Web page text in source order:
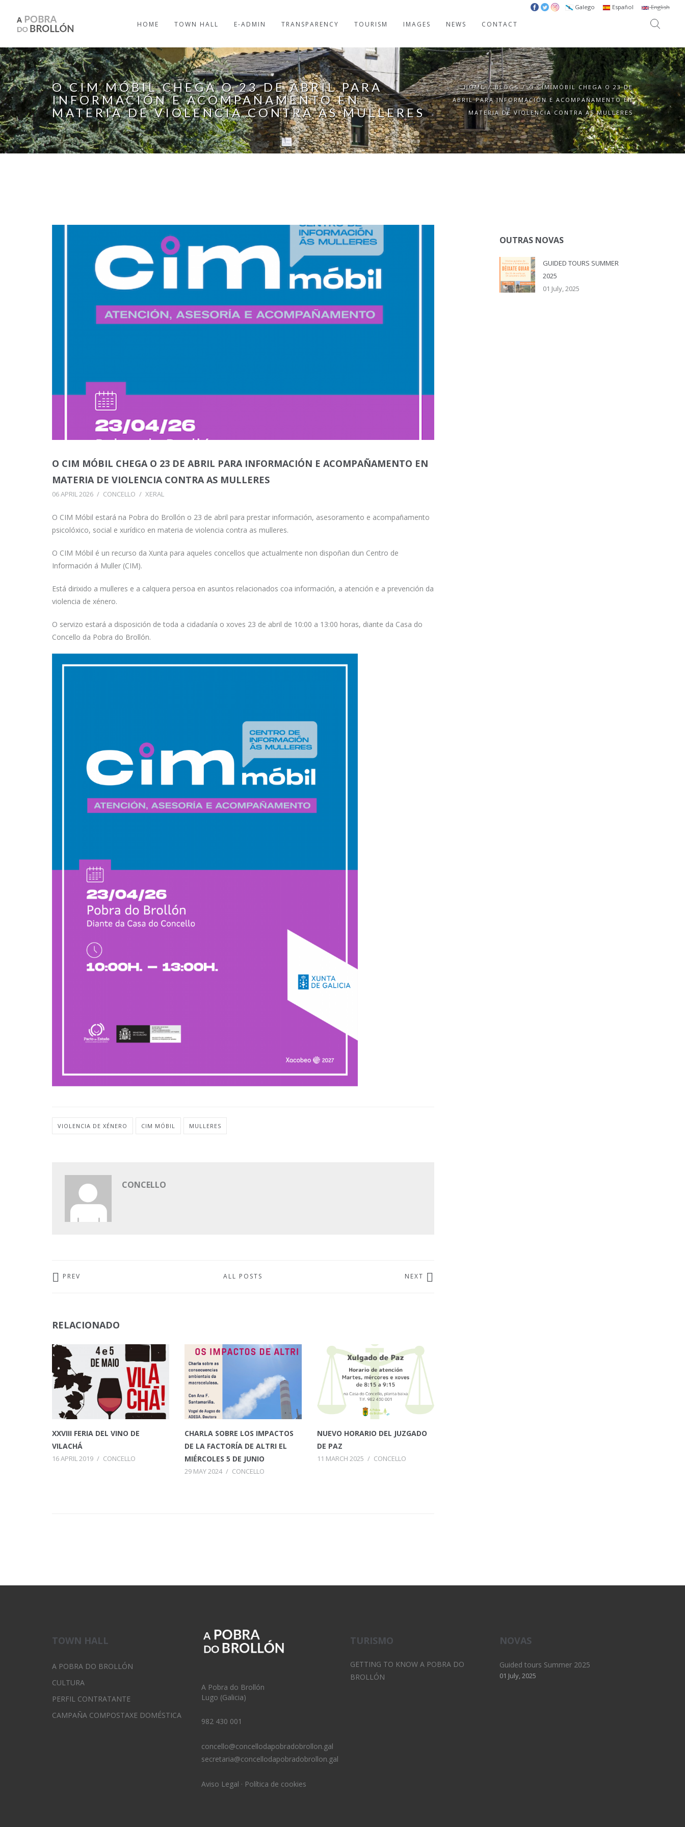
Galego Español English
HOME TOWN HALL E-ADMIN TRANSPARENCY TOURISM IMAGES NEWS CONTACT
O CIM MÓBIL CHEGA O 23 DE ABRIL PARA
INFORMACIÓN E ACOMPAÑAMENTO EN
MATERIA DE VIOLENCIA CONTRA AS MULLERES
HOME / BLOGS / O CIM MÓBIL CHEGA O 23 DE
ABRIL PARA INFORMACIÓN E ACOMPAÑAMENTO EN
MATERIA DE VIOLENCIA CONTRA AS MULLERES
O CIM MÓBIL CHEGA O 23 DE ABRIL PARA INFORMACIÓN E ACOMPAÑAMENTO EN
MATERIA DE VIOLENCIA CONTRA AS MULLERES
06 APRIL 2026 / CONCELLO / XERAL
O CIM Móbil estará na Pobra do Brollón o 23 de abril para prestar información, asesoramento e acompañamento
psicolóxico, social e xurídico en materia de violencia contra as mulleres.
O CIM Móbil é un recurso da Xunta para aqueles concellos que actualmente non dispoñan dun Centro de
Información á Muller (CIM).
Está dirixido a mulleres e a calquera persoa en asuntos relacionados coa información, a atención e a prevención da
violencia de xénero.
O servizo estará a disposición de toda a cidadanía o xoves 23 de abril de 10:00 a 13:00 horas, diante da Casa do
Concello da Pobra do Brollón.
VIOLENCIA DE XÉNERO CIM MÓBIL MULLERES
CONCELLO
PREV ALL POSTS NEXT
RELACIONADO
XXVIII FERIA DEL VINO DE
VILACHÁ
16 APRIL 2019 / CONCELLO
CHARLA SOBRE LOS IMPACTOS
DE LA FACTORÍA DE ALTRI EL
MIÉRCOLES 5 DE JUNIO
29 MAY 2024 / CONCELLO
NUEVO HORARIO DEL JUZGADO
DE PAZ
11 MARCH 2025 / CONCELLO
OUTRAS NOVAS
GUIDED TOURS SUMMER
2025
01 July, 2025
TOWN HALL
A POBRA DO BROLLÓN
CULTURA
PERFIL CONTRATANTE
CAMPAÑA COMPOSTAXE DOMÉSTICA
A Pobra do Brollón
Lugo (Galicia)
982 430 001
concello@concellodapobradobrollon.gal
secretaria@concellodapobradobrollon.gal
Aviso Legal · Política de cookies
TURISMO
GETTING TO KNOW A POBRA DO
BROLLÓN
NOVAS
Guided tours Summer 2025
01 July, 2025